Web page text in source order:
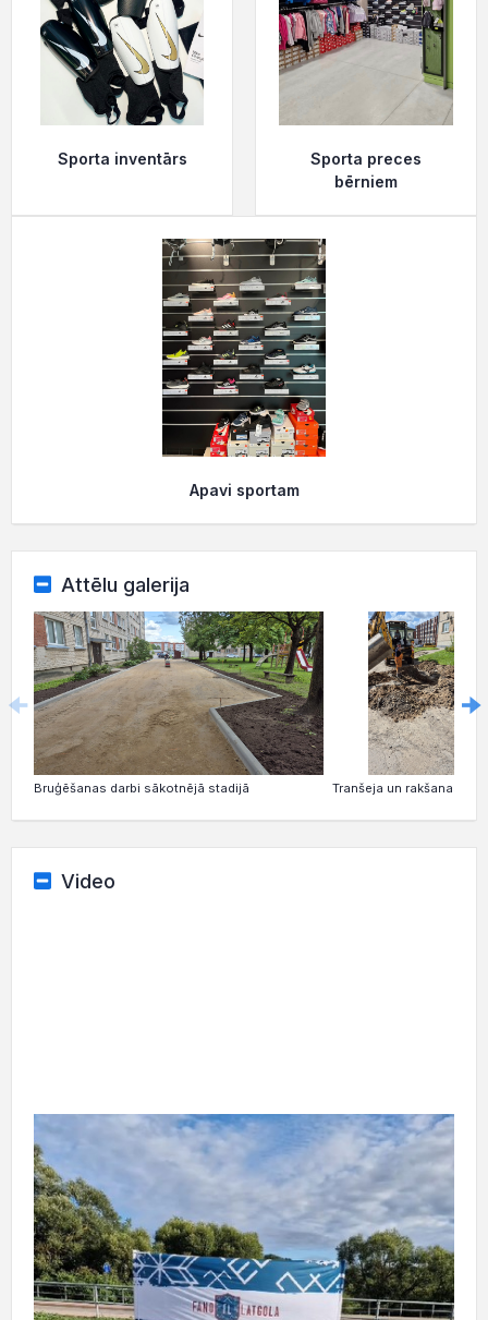
Sporta inventārs
Sporta preces
bērniem
Apavi sportam
Attēlu galerija
Bruģēšanas darbi sākotnējā stadijā Tranšeja un rakšanas
Video